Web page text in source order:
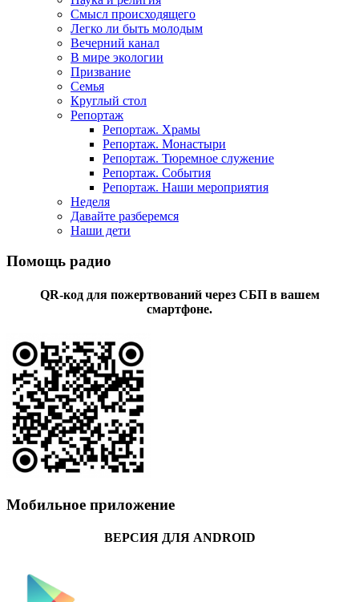
Смысл происходящего
Легко ли быть молодым
Вечерний канал
В мире экологии
Призвание
Семья
Круглый стол
Репортаж
Репортаж. Храмы
Репортаж. Монастыри
Репортаж. Тюремное служение
Репортаж. События
Репортаж. Наши мероприятия
Неделя
Давайте разберемся
Наши дети
Помощь радио
QR-код для пожертвований через СБП в вашем
смартфоне.
Мобильное приложение
ВЕРСИЯ ДЛЯ ANDROID